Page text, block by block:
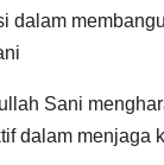
dalam
Sani
dalam menjaga